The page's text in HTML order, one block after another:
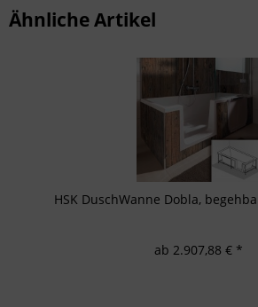
Ähnliche Artikel
HSK DuschWanne Dobla,
ab 2.907,88 € *